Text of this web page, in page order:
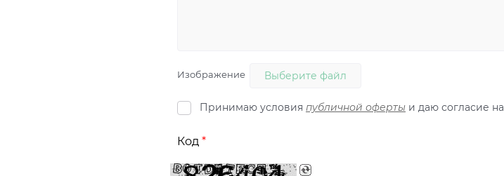
Изображение Выберите файл
Принимаю условия публичной оферты и даю согласие на
Код